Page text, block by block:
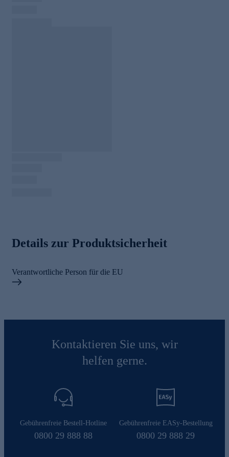
Details zur Produktsicherheit
Verantwortliche Person für die EU
Kontaktieren Sie uns, wir
helfen gerne.
Gebührenfreie Bestell-Hotline
0800 29 888 88
Gebührenfreie EASy-Bestellung
0800 29 888 29